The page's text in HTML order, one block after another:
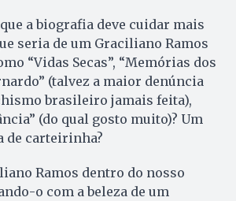
a biografia deve cuidar mais
seria de um Graciliano Ramos
“Vidas Secas”, “Memórias dos
(talvez a maior denúncia
brasileiro jamais feita),
(do qual gosto muito)? Um
de carteirinha?
Ramos dentro do nosso
o com a beleza de um